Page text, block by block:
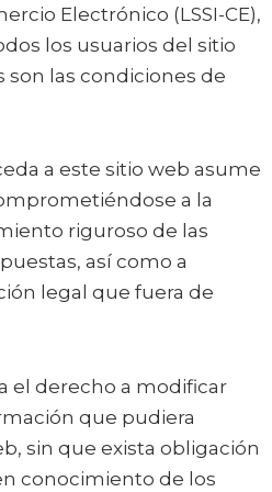
Electrónico (LSSI-CE),
los usuarios del sitio
son las condiciones de
a este sitio web asume
a la
riguroso de las
así como a
legal que fuera de
el derecho a modificar
que pudiera
sin que exista obligación
conocimiento de los